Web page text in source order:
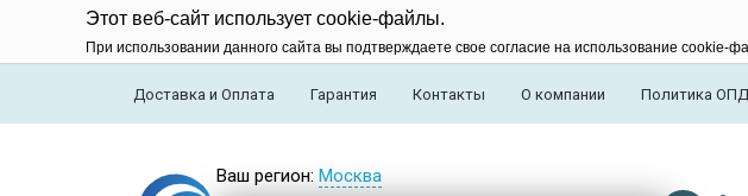
Этот веб-сайт использует cookie-файлы.
При использовании данного сайта вы подтверждаете свое согласие на использование cookie-
Доставка и Оплата Гарантия Контакты О компании Политика ОПД
Ваш регион:Москва